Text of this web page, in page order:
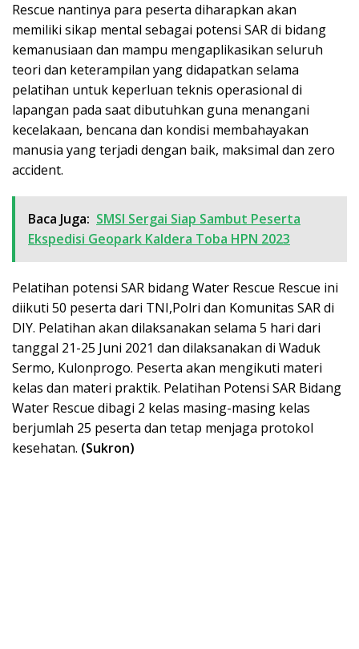
Rescue nantinya para peserta diharapkan akan
memiliki sikap mental sebagai potensi SAR di bidang
kemanusiaan dan mampu mengaplikasikan seluruh
teori dan keterampilan yang didapatkan selama
pelatihan untuk keperluan teknis operasional di
lapangan pada saat dibutuhkan guna menangani
kecelakaan, bencana dan kondisi membahayakan
manusia yang terjadi dengan baik, maksimal dan zero
accident.
Baca Juga: SMSI Sergai Siap Sambut Peserta
Ekspedisi Geopark Kaldera Toba HPN 2023
Pelatihan potensi SAR bidang Water Rescue Rescue ini
diikuti 50 peserta dari TNI,Polri dan Komunitas SAR di
DIY. Pelatihan akan dilaksanakan selama 5 hari dari
tanggal 21-25 Juni 2021 dan dilaksanakan di Waduk
Sermo, Kulonprogo. Peserta akan mengikuti materi
kelas dan materi praktik. Pelatihan Potensi SAR Bidang
Water Rescue dibagi 2 kelas masing-masing kelas
berjumlah 25 peserta dan tetap menjaga protokol
kesehatan. (Sukron)